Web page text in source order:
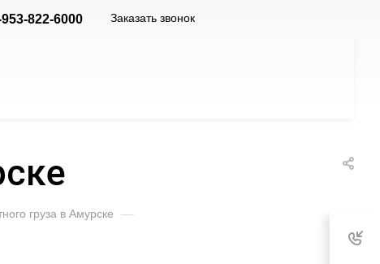
822-6000 Заказать звонок
груза в Амурске —